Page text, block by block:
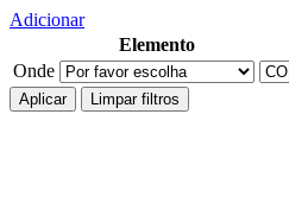
Adicionar
Onde
Elemento